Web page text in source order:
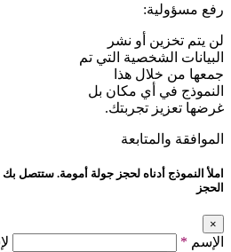
رفع مسؤولية:
لن يتم تخزين أو نشر
البيانات الشخصية التي تم
جمعها من خلال هذا
النموذج في أي مكان بل
غرضها تعزيز تجربتك.
الموافقة والمتابعة
املأ النموذج أدناه لحجز جولة أمومة. ستتصل
الحجز
×
الإسم *